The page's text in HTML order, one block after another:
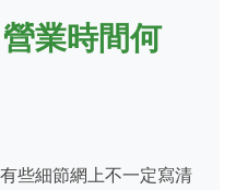
業時間何
些細節網上不一定寫清